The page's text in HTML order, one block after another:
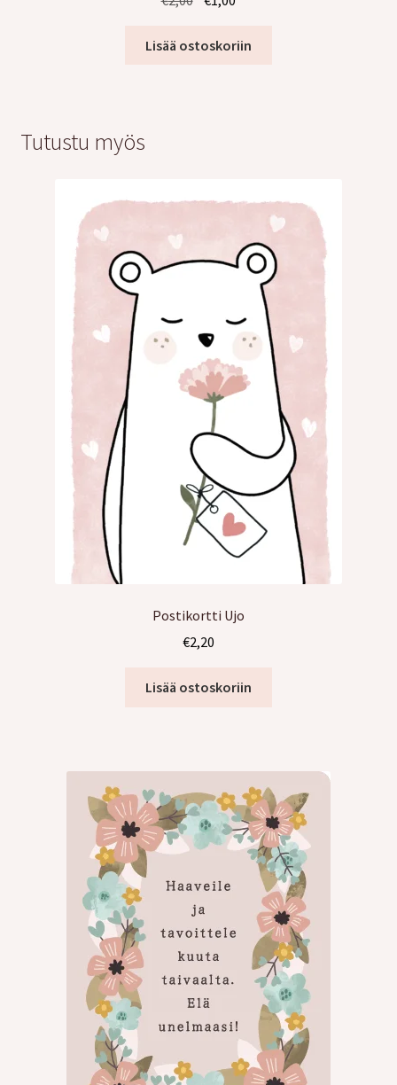
oli:
on:
Lisää ostoskoriin
Tutustu myös
Postikortti Ujo
€2,20
Lisää ostoskoriin